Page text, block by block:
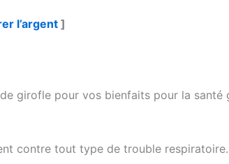
l’argent]
girofle pour vos bienfaits pour la santé
contre tout type de trouble